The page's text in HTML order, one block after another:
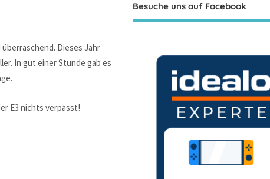
Dieses Jahr
In gut einer Stunde gab es
E3 nichts verpasst!
Besuche uns auf Facebook